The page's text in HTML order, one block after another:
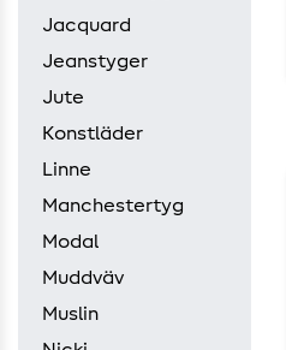
Jacquard
Jeanstyger
Jute
Konstläder
Linne
Manchestertyg
Modal
Muddväv
Muslin